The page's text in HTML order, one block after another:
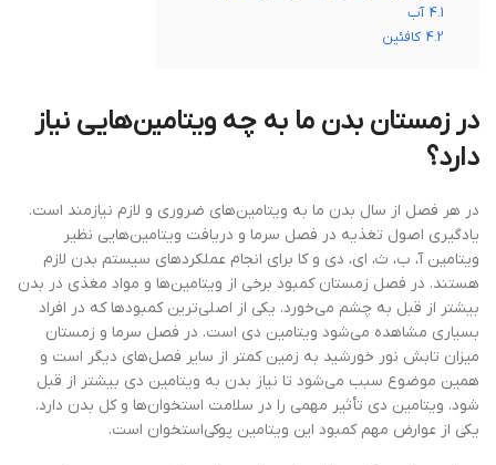
4.1 آب
4.2 کافئین
در زمستان بدن ما به چه ویتامین‌هایی نیاز
دارد؟
در هر فصل از سال بدن ما به ویتامین‌های ضروری و لازم نیازمند است.
یادگیری اصول تغذیه در فصل سرما و دریافت ویتامین‌هایی نظیر
ویتامین آ، ب، ث، ای، دی و کا برای انجام عملکردهای سیستم بدن لازم
هستند. در فصل زمستان کمبود برخی از ویتامین‌ها و مواد مغذی در بدن
بیشتر از قبل به چشم می‌خورد. یکی از اصلی‌ترین کمبودها که در افراد
بسیاری مشاهده می‌شود ویتامین دی است. در فصل سرما و زمستان
میزان تابش نور خورشید به زمین کمتر از سایر فصل‌های دیگر است و
همین موضوع سبب می‌شود تا نیاز بدن به ویتامین دی بیشتر از قبل
شود. ویتامین دی تأثیر مهمی را در سلامت استخوان‌ها و کل بدن دارد.
یکی از عوارض مهم کمبود این ویتامین پوکی‌استخوان است.